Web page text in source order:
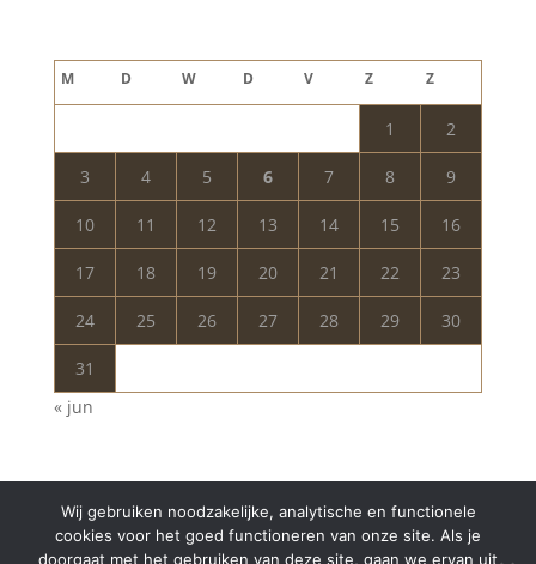
M D W D V Z Z
1 2
3 4 5 6 7 8 9
10 11 12 13 14 15 16
17 18 19 20 21 22 23
24 25 26 27 28 29 30
31
« jun
Wij gebruiken noodzakelijke, analytische en functionele
cookies voor het goed functioneren van onze site. Als je
doorgaat met het gebruiken van deze site, gaan we ervan uit